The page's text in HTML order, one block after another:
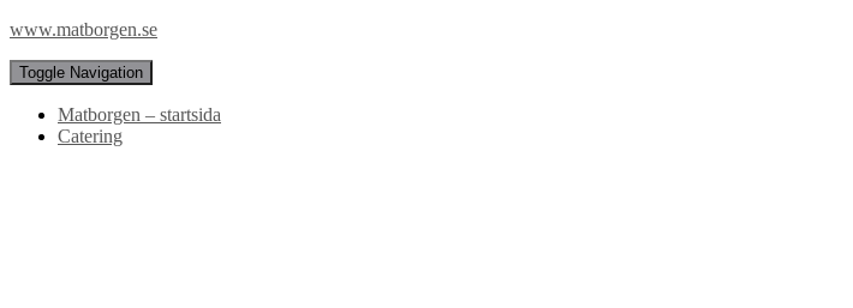
www.matborgen.se
Toggle Navigation
Matborgen – startsida
Catering